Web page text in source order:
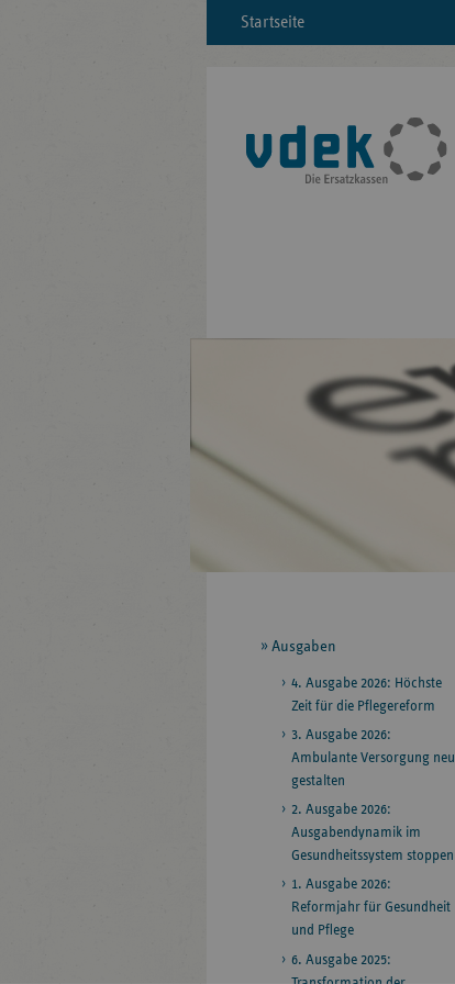
Startseite
Seitennavigation
Ausgaben
4. Ausgabe 2026: Höchste
Zeit für die Pflegereform
3. Ausgabe 2026:
Ambulante Versorgung neu
gestalten
2. Ausgabe 2026:
Ausgabendynamik im
Gesundheitssystem stoppen
1. Ausgabe 2026:
Reformjahr für Gesundheit
und Pflege
6. Ausgabe 2025: